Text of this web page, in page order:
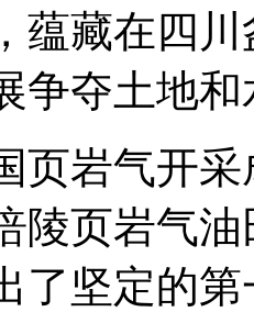
蕴藏在四
争夺土地
岩气开采
陵页岩气
了坚定的